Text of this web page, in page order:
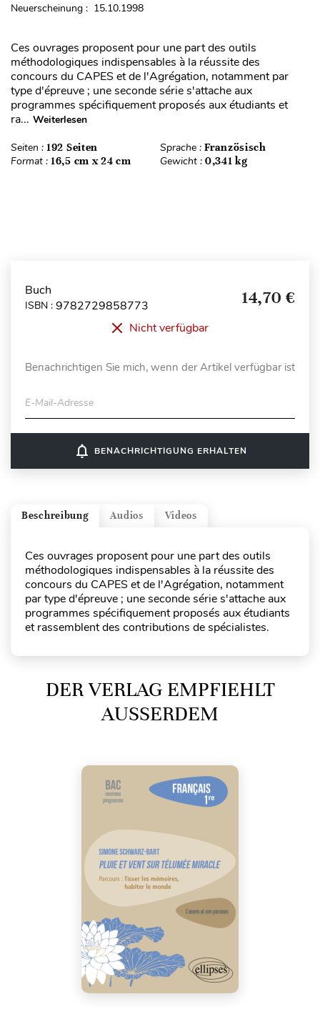
Neuerscheinung : 15.10.1998
Ces ouvrages proposent pour une part des outils
méthodologiques indispensables à la réussite des
concours du CAPES et de l'Agrégation, notamment par
type d'épreuve ; une seconde série s'attache aux
programmes spécifiquement proposés aux étudiants et
ra... Weiterlesen
Seiten : 192 Seiten Sprache : Französisch
Format : 16,5 cm x 24 cm Gewicht : 0,341 kg
Buch
ISBN : 9782729858773 14,70 €
Nicht verfügbar
Benachrichtigen Sie mich, wenn der Artikel verfügbar ist
E-Mail-Adresse
notifications_none BENACHRICHTIGUNG ERHALTEN
Videos
Audios
Beschreibung
Ces ouvrages proposent pour une part des outils
méthodologiques indispensables à la réussite des
concours du CAPES et de l'Agrégation, notamment
par type d'épreuve ; une seconde série s'attache aux
programmes spécifiquement proposés aux étudiants
et rassemblent des contributions de spécialistes.
DER VERLAG EMPFIEHLT
AUSSERDEM